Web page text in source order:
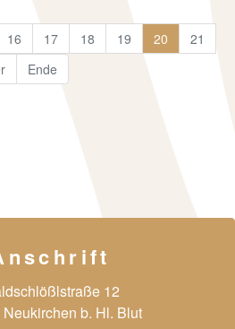
16 17 18 19 20
21
Ende
12
b. Hl. Blut